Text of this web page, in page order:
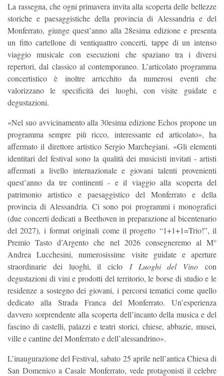
La rassegna, che ogni primavera invita alla scoperta delle bellezze
storiche e paesaggistiche della provincia di Alessandria e del
Monferrato, giunge quest’anno alla 28esima edizione e presenta
un fitto cartellone di ventiquattro concerti, tappe di un intenso
viaggio musicale con esecuzioni che spaziano tra i diversi
repertori, dal classico al contemporaneo. L’articolato programma
concertistico è inoltre arricchito da numerosi eventi che
valorizzano le specificità dei luoghi, con visite guidate e
degustazioni.
«Nel suo avvicinamento alla 30esima edizione Echos propone un
programma sempre più ricco, interessante ed articolato», ha
affermato il direttore artistico Sergio Marchegiani. «Gli elementi
identitari del festival sono la qualità dei musicisti invitati - artisti
affermati a livello internazionale e giovani talenti provenienti
quest’anno da tre continenti - e il viaggio alla scoperta del
patrimonio artistico e paesaggistico del Monferrato e della
provincia di Alessandria. Ci sono poi programmi i monografici
(due concerti dedicati a Beethoven in preparazione al bicentenario
del 2027), i format originali come il progetto “1+1+1=Trio!”, il
Premio Tasto d’Argento che nel 2026 consegneremo al M°
Andrea Lucchesini, numerosissime visite guidate e aperture
straordinarie dei luoghi, il ciclo I Luoghi del Vino con
degustazioni di vini e prodotti del territorio, le borse di studio e le
residenze a sostegno dei giovani, i percorsi tematici come quello
dedicato alla Strada Franca del Monferrato. Un’esperienza
davvero sorprendente alla scoperta dell’incanto della musica e del
fascino di castelli, palazzi e teatri storici, chiese, abbazie, musei,
ville e cantine del Monferrato e dell’alessandrino».
L’inaugurazione del Festival, sabato 25 aprile nell’antica Chiesa di
San Domenico a Casale Monferrato, vede protagonisti il celebre